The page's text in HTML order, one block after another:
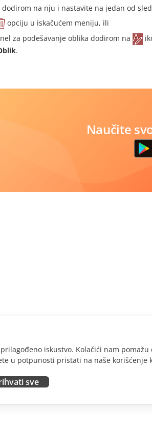
na nju i nastavite na jedan od
opciju u iskačućem meniju, ili
za podešavanje oblika dodirom na
.
Naučite
iskustvo. Kolačići nam
u potpunosti pristati na naše
sve